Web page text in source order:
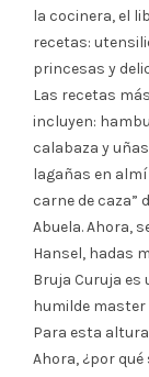
la cocinera, el
recetas:
princesas y
Las recetas
incluyen:
calabaza y
lagañas en
carne de caza”
Abuela. Ahora,
Hansel, hadas
Bruja Curuja es
humilde master
Para esta
Ahora, ¿por